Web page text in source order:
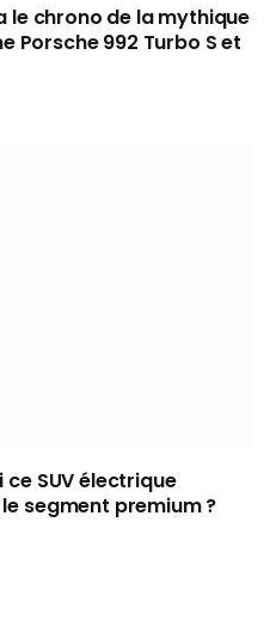
le chrono de la mythique
Porsche 992 Turbo S et
ce SUV électrique
segment premium ?